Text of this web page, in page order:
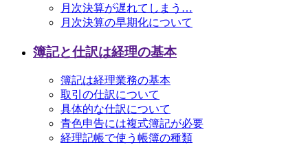
月次決算が遅れてしまう…
月次決算の早期化について
簿記と仕訳は経理の基本
簿記は経理業務の基本
取引の仕訳について
具体的な仕訳について
青色申告には複式簿記が必要
経理記帳で使う帳簿の種類